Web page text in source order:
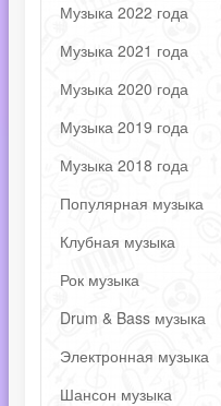
Музыка 2022 года
Музыка 2021 года
Музыка 2020 года
Музыка 2019 года
Музыка 2018 года
Популярная музыка
Клубная музыка
Рок музыка
Drum & Bass музыка
Электронная музыка
Шансон музыка